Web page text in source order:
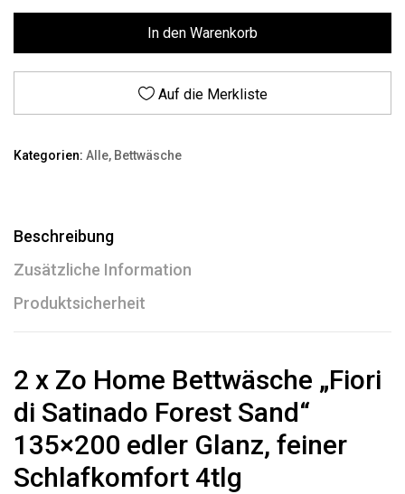
In den Warenkorb
Auf die Merkliste
Kategorien: Alle, Bettwäsche
Beschreibung
Zusätzliche Information
Produktsicherheit
2 x Zo Home Bettwäsche „Fiori
di Satinado Forest Sand“
135×200 edler Glanz, feiner
Schlafkomfort 4tlg